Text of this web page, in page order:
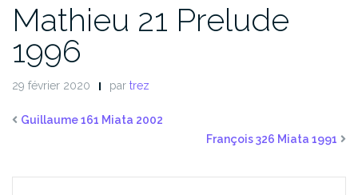
Mathieu 21 Prelude
1996
29 février 2020 par trez
Guillaume 161 Miata 2002
François 326 Miata 1991